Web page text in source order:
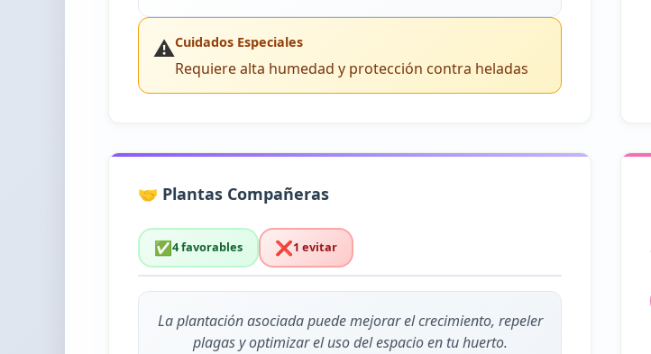
⚠️Cuidados Especiales
Requiere alta humedad y protección contra heladas
🤝 Plantas Compañeras
✅4 favorables ❌1 evitar
La plantación asociada puede mejorar el crecimiento, repeler
plagas y optimizar el uso del espacio en tu huerto.